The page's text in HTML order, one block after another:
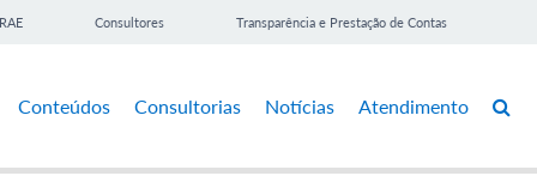
Consultores Transparência e Prestação de Contas
Conteúdos Consultorias Notícias Atendimento